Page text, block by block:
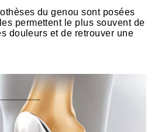
du genou sont posées
permettent le plus souvent de
douleurs et de retrouver une